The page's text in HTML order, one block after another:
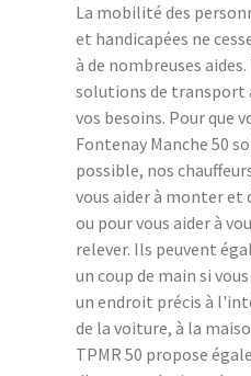
La mobilité des
et handicapées ne
à de nombreuses
solutions de transport
vos besoins. Pour que
Fontenay Manche 50
possible, nos
vous aider à monter et
ou pour vous aider à
relever. Ils peuvent
un coup de main si
un endroit précis à
de la voiture, à la
TPMR 50 propose